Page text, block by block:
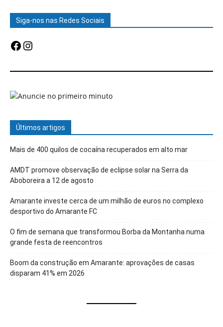
Siga-nos nas Redes Sociais
Facebook
Instagram
Últimos artigos
Mais de 400 quilos de cocaína recuperados em alto mar
AMDT promove observação de eclipse solar na Serra da
Aboboreira a 12 de agosto
Amarante investe cerca de um milhão de euros no complexo
desportivo do Amarante FC
O fim de semana que transformou Borba da Montanha numa
grande festa de reencontros
Boom da construção em Amarante: aprovações de casas
disparam 41% em 2026